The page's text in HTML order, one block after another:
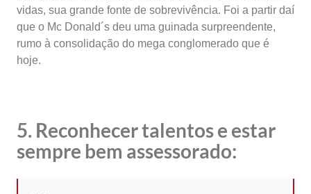
vidas, sua grande fonte de sobrevivência. Foi a partir daí
que o Mc Donald´s deu uma guinada surpreendente,
rumo à consolidação do mega conglomerado que é
hoje.
5. Reconhecer talentos e estar
sempre bem assessorado: